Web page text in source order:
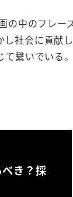
の中のフレ
し社会に貢献
繋いでいる。
き？採